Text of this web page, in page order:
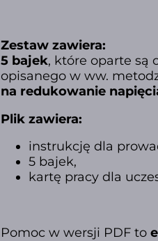
Zestaw zawiera:
5 bajek, które oparte są
opisanego w ww.
na redukowanie
Plik zawiera:
instrukcję dla
5 bajek,
kartę pracy dla
Pomoc w wersji PDF to